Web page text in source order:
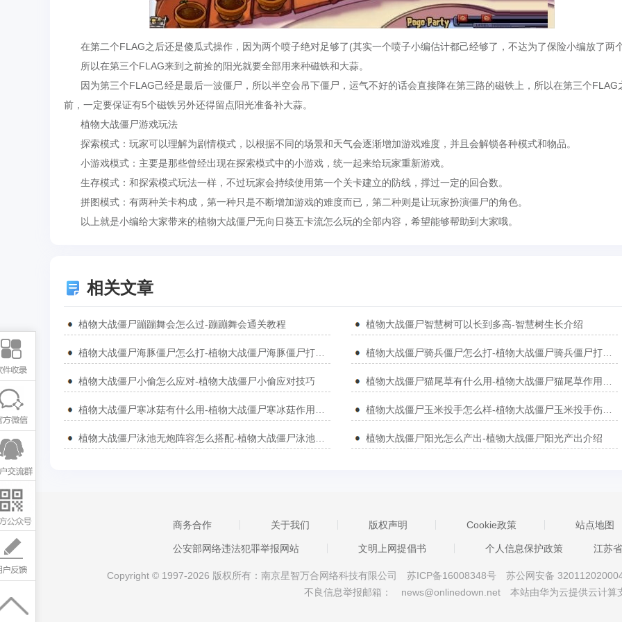
在第二个FLAG之后还是傻瓜式操作，因为两个喷子绝对足够了(其实一个喷子小编估计都己经够了，不达为了保险小编放了两
所以在第三个FLAG来到之前捡的阳光就要全部用来种磁铁和大蒜。
因为第三个FLAG己经是最后一波僵尸，所以半空会吊下僵尸，运气不好的话会直接降在第三路的磁铁上，所以在第三个FLAG
前，一定要保证有5个磁铁另外还得留点阳光准备补大蒜。
植物大战僵尸游戏玩法
探索模式：玩家可以理解为剧情模式，以根据不同的场景和天气会逐渐增加游戏难度，并且会解锁各种模式和物品。
小游戏模式：主要是那些曾经出现在探索模式中的小游戏，统一起来给玩家重新游戏。
生存模式：和探索模式玩法一样，不过玩家会持续使用第一个关卡建立的防线，撑过一定的回合数。
拼图模式：有两种关卡构成，第一种只是不断增加游戏的难度而已，第二种则是让玩家扮演僵尸的角色。
以上就是小编给大家带来的植物大战僵尸无向日葵五卡流怎么玩的全部内容，希望能够帮助到大家哦。
相关文章
植物大战僵尸蹦蹦舞会怎么过-蹦蹦舞会通关教程 植物大战僵尸智慧树可以长到多高-智慧树生长介绍
植物大战僵尸小偷怎么应对-植物大战僵尸小偷应对技巧
植物大战僵尸阳光怎么产出-植物大战僵尸阳光产出介绍
商务合作 关于我们 版权声明 Cookie政策 站点地图
公安部网络违法犯罪举报网站 文明上网提倡书 个人信息保护政策 江苏
Copyright © 1997-2026 版权所有：南京星智万合网络科技有限公司 苏ICP备16008348号
苏公网安备
不良信息举报邮箱：
news@onlinedown.net 本站由华为云提供云计算